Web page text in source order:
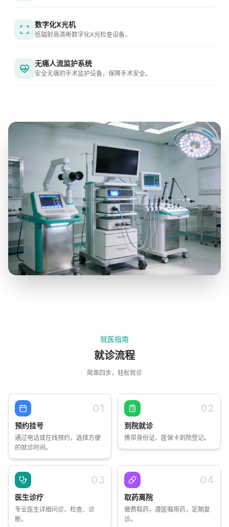
数字化X光机
低辐射高清晰数字化X光检查设备。
无痛人流监护系统
安全无痛的手术监护设备，保障手术安全。
就医指南
就诊流程
简单四步，轻松就诊
01
预约挂号
通过电话或在线预约，选择方便
的就诊时间。
02
到院就诊
携带身份证、医保卡到院登记。
03
医生诊疗
专业医生详细问诊、检查、诊
断。
04
取药离院
缴费取药，遵医嘱用药，定期复
诊。